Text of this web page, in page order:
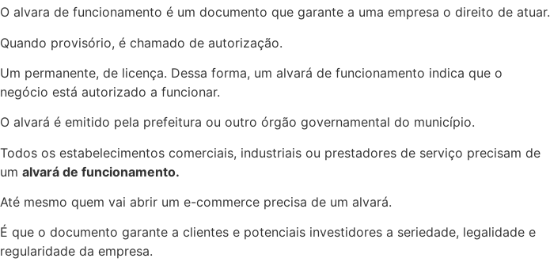
O alvara de funcionamento é um documento que garante a uma empresa o direito de atuar.
Quando provisório, é chamado de autorização.
Um permanente, de licença. Dessa forma, um alvará de funcionamento indica que o
negócio está autorizado a funcionar.
O alvará é emitido pela prefeitura ou outro órgão governamental do município.
Todos os estabelecimentos comerciais, industriais ou prestadores de serviço precisam de
um alvará de funcionamento.
Até mesmo quem vai abrir um e-commerce precisa de um alvará.
É que o documento garante a clientes e potenciais investidores a seriedade, legalidade e
regularidade da empresa.